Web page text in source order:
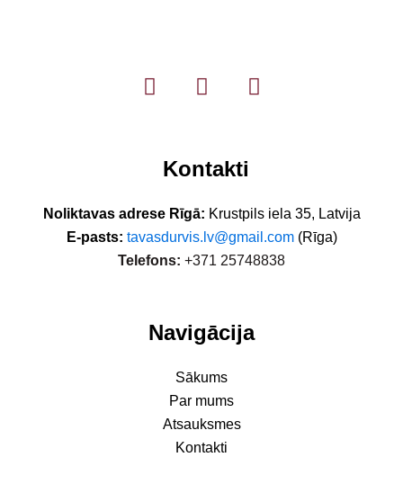
Kontakti
Noliktavas adrese Rīgā: Krustpils iela 35, Latvija
E-pasts: tavasdurvis.lv@gmail.com(Rīga)
Telefons: +371 25748838
Navigācija
Sākums
Par mums
Atsauksmes
Kontakti